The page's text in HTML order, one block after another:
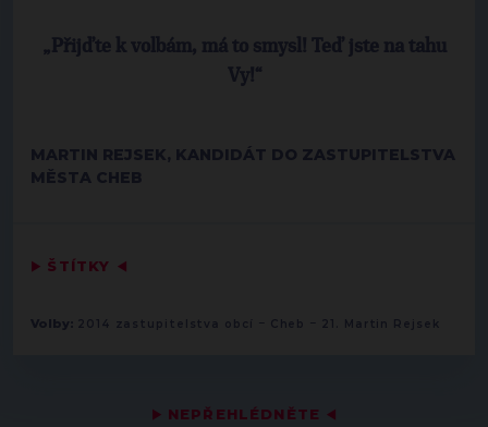
▶ NEPŘEHLÉDNĚTE ◀
„Přijďte k volbám, má to smysl! Teď jste na tahu
Vy!“
MARTIN REJSEK, KANDIDÁT DO ZASTUPITELSTVA
MĚSTA CHEB
▶ ŠTÍTKY ◀
Volby: 2014 zastupitelstva obcí - Cheb - 21. Martin Rejsek